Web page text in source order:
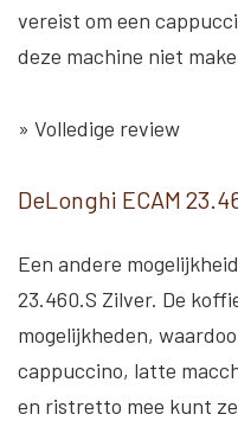
vereist om een
deze machine niet
» Volledige review
DeLonghi ECAM
Een andere
23.460.S Zilver. De
mogelijkheden,
cappuccino, latte
en ristretto mee kunt